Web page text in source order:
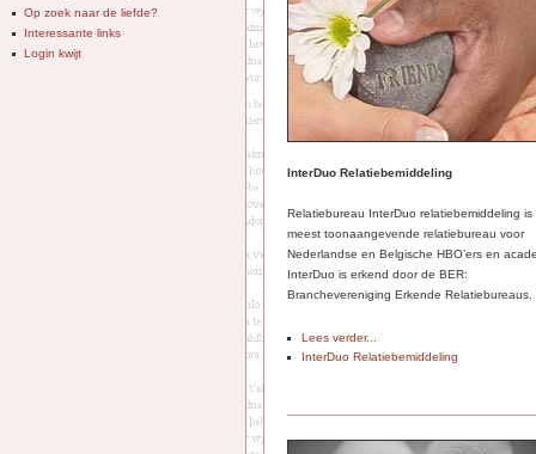
InterDuo Relatiebemiddeling
Relatiebureau InterDuo relatiebemiddeling is
meest toonaangevende relatiebureau voor
Nederlandse en Belgische HBO’ers en
InterDuo is erkend door de BER:
Branchevereniging Erkende Relatiebureaus.
Lees verder...
InterDuo Relatiebemiddeling
Op zoek naar de liefde?
Interessante links
Login kwijt